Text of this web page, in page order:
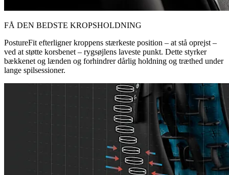
FÅ DEN BEDSTE KROPSHOLDNING
PostureFit efterligner kroppens stærkeste position – at stå oprejst –
ved at støtte korsbenet – rygsøjlens laveste punkt. Dette styrker
bækkenet og lænden og forhindrer dårlig holdning og træthed under
lange spilsessioner.